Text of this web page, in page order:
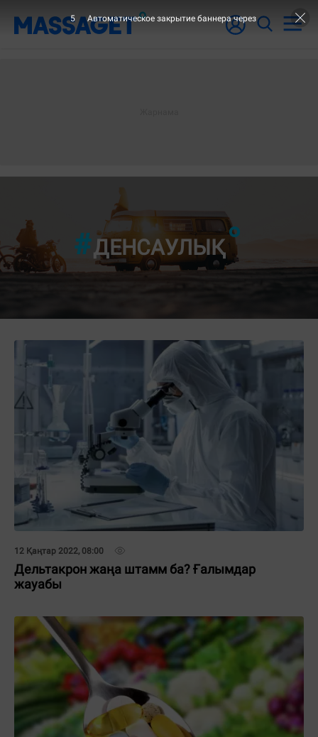
ДЕНСАУЛЫҚ"30-ШЫ
12 Қаңтар 2022, 08:00
Дельтакрон жаңа штамм ба? Ғалымдар
жауабы
3 Автоматическое закрытие баннера через